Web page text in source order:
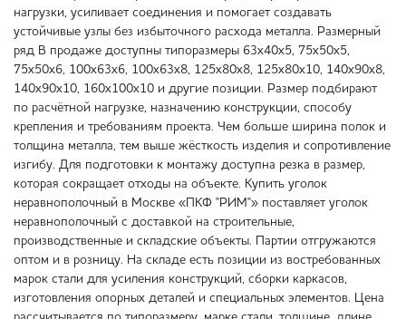
нагрузки, усиливает соединения и помогает создавать
устойчивые узлы без избыточного расхода металла. Размерный
ряд В продаже доступны типоразмеры 63х40х5, 75х50х5,
75х50х6, 100х63х6, 100х63х8, 125х80х8, 125х80х10, 140х90х8,
140х90х10, 160х100х10 и другие позиции. Размер подбирают
по расчётной нагрузке, назначению конструкции, способу
крепления и требованиям проекта. Чем больше ширина полок и
толщина металла, тем выше жёсткость изделия и сопротивление
изгибу. Для подготовки к монтажу доступна резка в размер,
которая сокращает отходы на объекте. Купить уголок
неравнополочный в Москве «ПКФ "РИМ"» поставляет уголок
неравнополочный с доставкой на строительные,
производственные и складские объекты. Партии отгружаются
оптом и в розницу. На складе есть позиции из востребованных
марок стали для усиления конструкций, сборки каркасов,
изготовления опорных деталей и специальных элементов. Цена